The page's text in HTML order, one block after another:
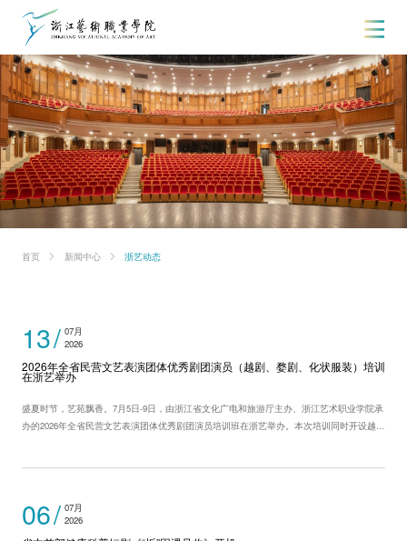
首页 新闻中心 浙艺动态
13
07月
2026
2026年全省民营文艺表演团体优秀剧团演员（越剧、婺剧、化状服装）培训
在浙艺举办
盛夏时节，艺苑飘香。7月5日-9日，由浙江省文化广电和旅游厅主办、浙江艺术职业学院承
办的2026年全省民营文艺表演团体优秀剧团演员培训班在浙艺举办。本次培训同时开设越剧
06
07月
2026